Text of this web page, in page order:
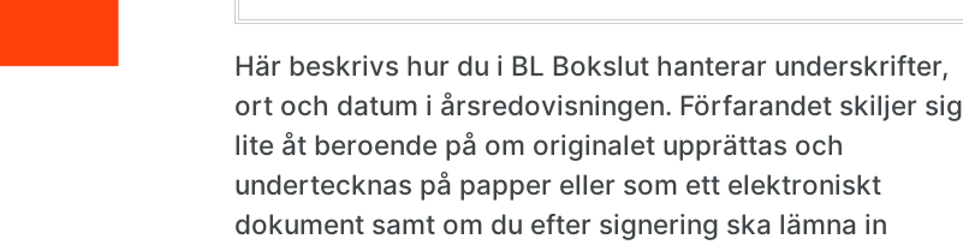
Här beskrivs hur du i BL Bokslut hanterar underskrifter,
ort och datum i årsredovisningen. Förfarandet skiljer sig
lite åt beroende på om originalet upprättas och
undertecknas på papper eller som ett elektroniskt
dokument samt om du efter signering ska lämna in